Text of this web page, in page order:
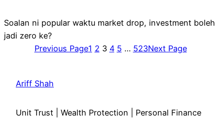
Soalan ni popular waktu market drop, investment boleh
jadi zero ke?
Previous Page1 2 3 4 5 … 523Next Page
Ariff Shah
Unit Trust | Wealth Protection | Personal Finance